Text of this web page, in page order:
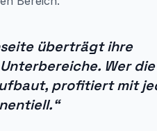
überträgt ihre
Wer die
profitiert mit